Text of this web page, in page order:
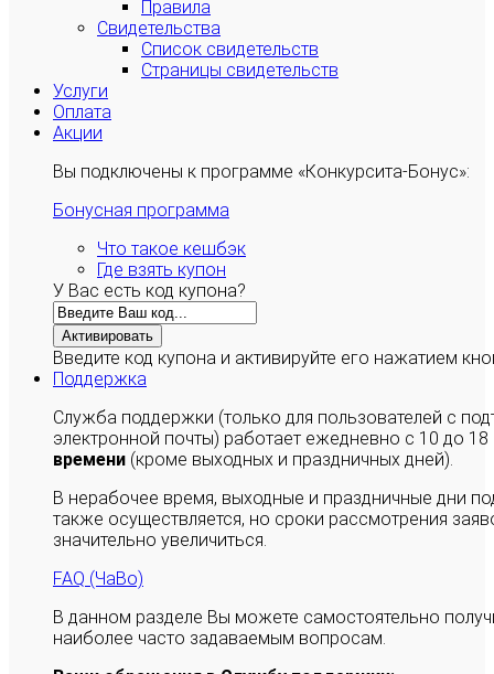
Правила
Свидетельства
Список свидетельств
Страницы свидетельств
Услуги
Оплата
Акции
Вы подключены к программе «Конкурсита-Бонус»:
Бонусная программа
Что такое кешбэк
Где взять купон
У Вас есть код купона?
Активировать
Введите код купона и активируйте его нажатием
Поддержка
Служба поддержки (только для пользователей с
электронной почты) работает ежедневно с 10 до
времени (кроме выходных и праздничных дней).
В нерабочее время, выходные и праздничные дни
также осуществляется, но сроки рассмотрения
значительно увеличиться.
FAQ (ЧаВо)
В данном разделе Вы можете самостоятельно
наиболее часто задаваемым вопросам.